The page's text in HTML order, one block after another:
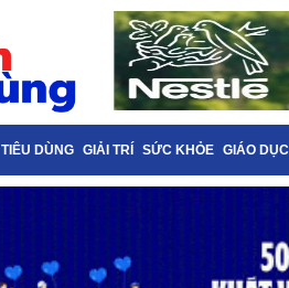
TIÊU DÙNG GIẢI TRÍ SỨC KHỎE GIÁO DỤC